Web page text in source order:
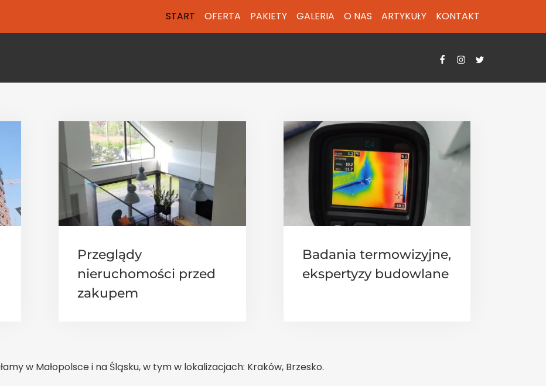
START OFERTA PAKIETY GALERIA O NAS ARTYKUŁY KONTAKT
Przeglądy
nieruchomości przed
zakupem
Badania termowizyjne,
ekspertyzy budowlane
w Małopolsce i na Śląsku, w tym w lokalizacjach: Kraków, Brzesko.